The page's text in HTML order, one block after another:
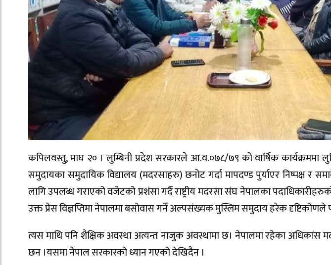
कपिलवस्तु, माघ २० । लुम्बिनी प्रदेश सरकारले आ.व.०७८/७९ को वार्षिक कार्यक्रममा
समुदायका समुदायिक विद्यालय (मदरसाहरु) छनोट गर्दा मापदण्ड पुर्याएर निष्पक्ष र
लागि उपलब्ध गराएको वजेटको प्रशंसा गर्दै राष्ट्रीय मदरसा संघ नेपालका
उक्त प्रेस विज्ञप्तिमा नेपालमा बसोवास गर्ने अल्पसंख्यक मुस्लिम समुदाय हरेक दृष्टिकोणले
त्यस माथि पनि शैक्षिक अवस्था अत्यन्त नाजुक अवस्थामा छ। नेपालमा रहेका अधिकांस
छन ।यसमा नेपाल सरकारको ध्यान गएको देखिदैन ।